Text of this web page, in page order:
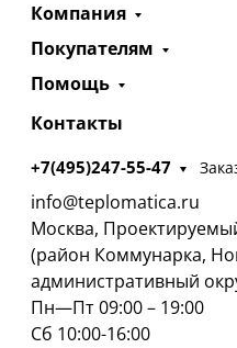
Компания
Покупателям
Помощь
Контакты
+7(495)247-55-47
info@teplomatica.ru
Москва,
(район Коммунарка,
административный
Пн—Пт 09:00 – 19:00
Сб 10:00-16:00